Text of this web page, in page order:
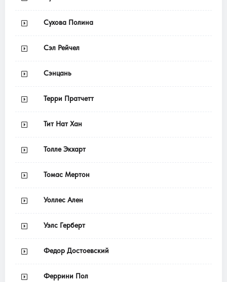
Сухова Полина
Сэл Рейчел
Сэнцань
Терри Пратчетт
Тит Нат Хан
Толле Экхарт
Томас Мертон
Уоллес Ален
Уэлс Герберт
Федор Достоевский
Феррини Пол